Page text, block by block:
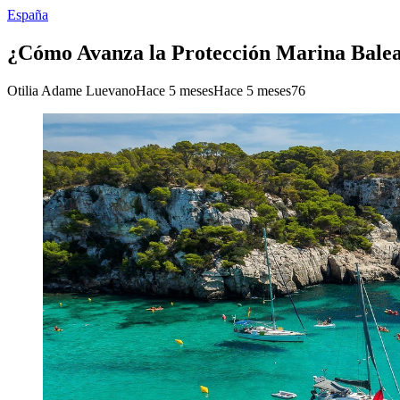
España
¿Cómo Avanza la Protección Marina
Otilia Adame LuevanoHace 5 mesesHace 5 meses76